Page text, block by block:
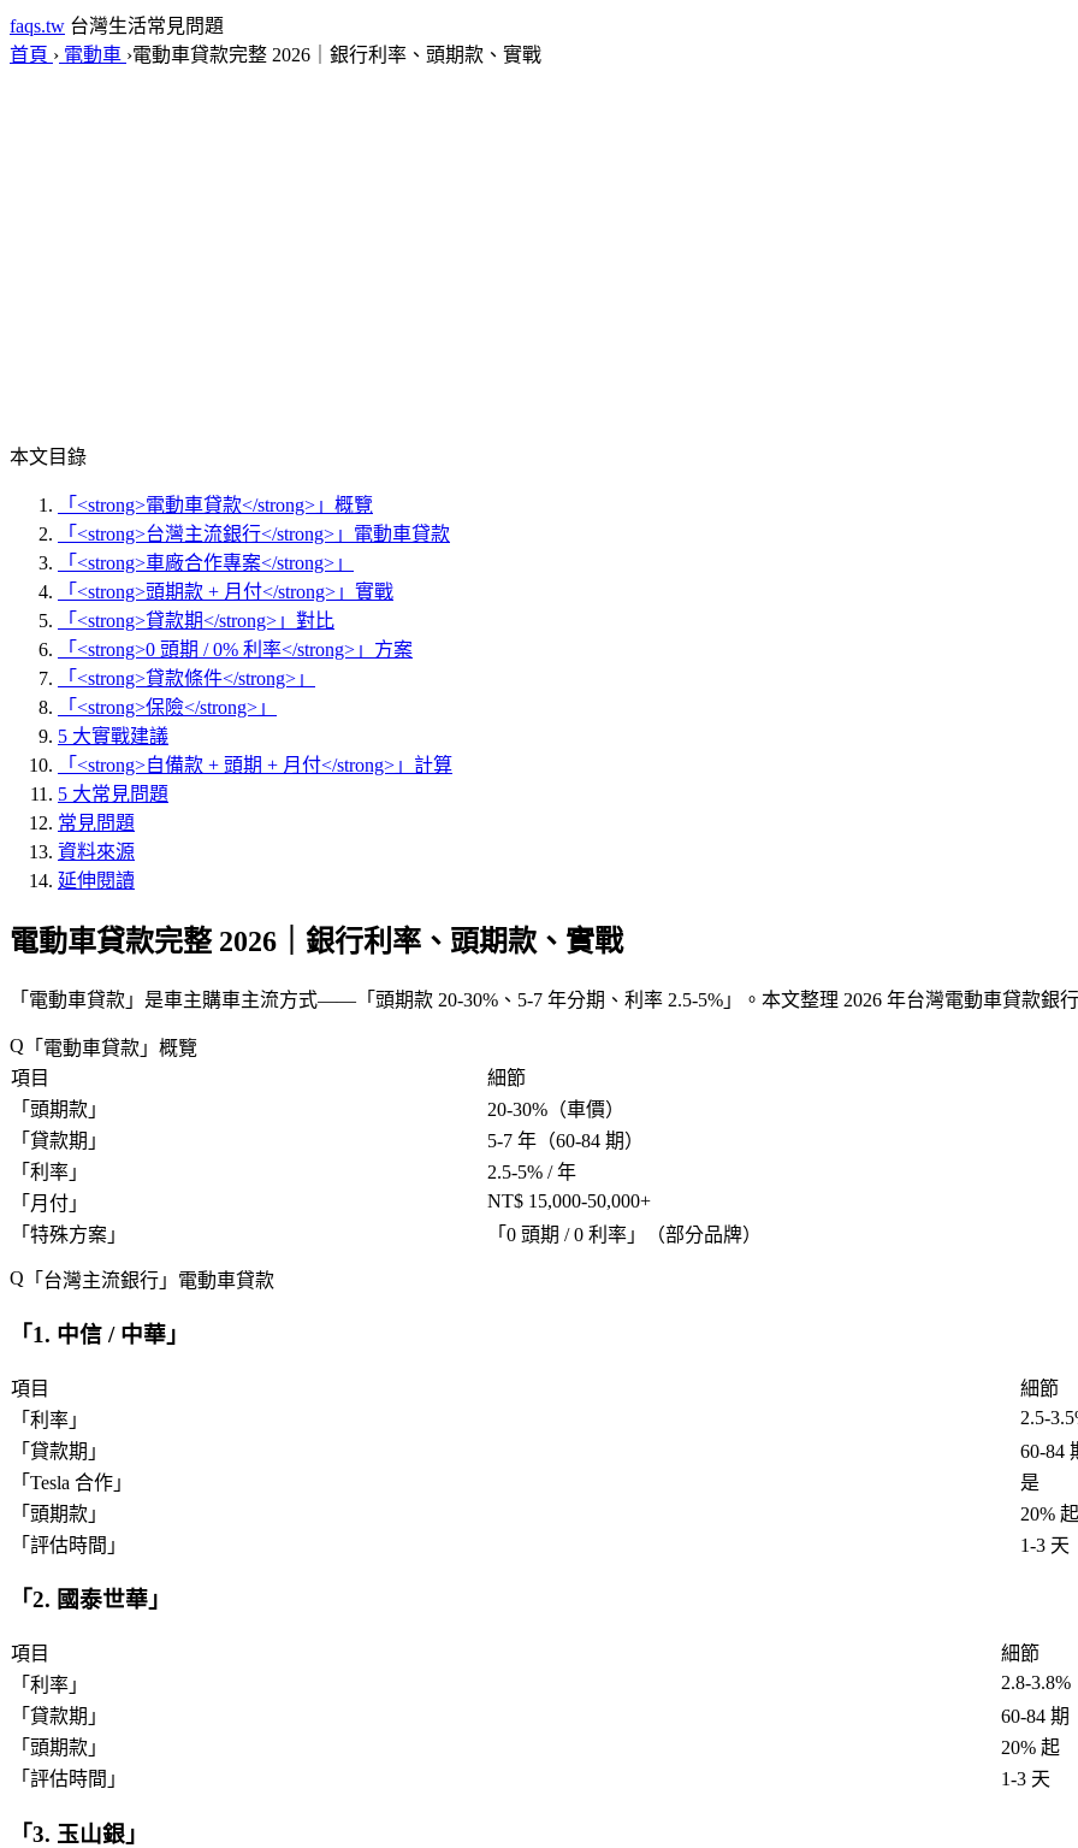
faqs.tw 台灣生活常見問題
首頁 › 電動車 ›電動車貸款完整 2026｜銀行利率、頭期款、實戰
本文目錄
「<strong>電動車貸款</strong>」概覽
「<strong>台灣主流銀行</strong>」電動車貸款
「<strong>車廠合作專案</strong>」
「<strong>頭期款 + 月付</strong>」實戰
「<strong>貸款期</strong>」對比
「<strong>0 頭期 / 0% 利率</strong>」方案
「<strong>貸款條件</strong>」
「<strong>保險</strong>」
5 大實戰建議
「<strong>自備款 + 頭期 + 月付</strong>」計算
5 大常見問題
常見問題
資料來源
延伸閱讀
電動車貸款完整 2026｜銀行利率、頭期款、實戰
「 電動車貸款 」是車主購車主流方式——「 頭期款 20-30%、5-7 年分期、利率 2.5-5% 」。本文整理 2026 年台灣電動車貸款銀
「 電動車貸款 」概覽
項目
細節
「 頭期款 」
20-30%（車價）
「 貸款期 」
5-7 年（60-84 期）
「 利率 」
2.5-5% / 年
「 月付 」
NT$ 15,000-50,000+
「 特殊方案 」 「 0 頭期 / 0 利率 」（部分品牌）
「 台灣主流銀行 」電動車貸款
「1. 中信 / 中華 」
項目
細節
「 利率 」
2.5-
「 貸款期 」
60-84
「 Tesla 合作 」
是
「 頭期款 」
20% 起
「 評估時間 」 1-3 天
「2. 國泰世華 」
項目
細節
「 利率 」
2.8-3.8%
「 貸款期 」
60-84 期
「 頭期款 」
20% 起
「 評估時間 」 1-3 天
「3. 玉山銀 」